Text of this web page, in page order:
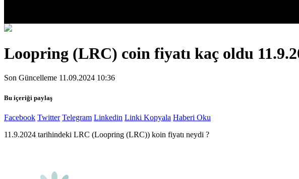
Loopring (LRC) coin fiyatı kaç oldu
Son Güncelleme 11.09.2024 10:36
Bu içeriği paylaş
Facebook Twitter Telegram Linkedin Linki Kopyala Haberi Oku
11.9.2024 tarihindeki LRC (Loopring (LRC)) koin fiyatı neydi ?